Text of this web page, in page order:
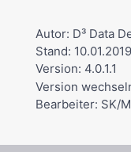
Autor: D³ Data
Stand: 10.01.2019
Version: 4.0.1.1
Version
Bearbeiter: SK/